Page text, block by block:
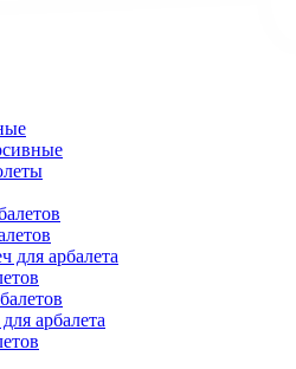
для арбалета
арбалета